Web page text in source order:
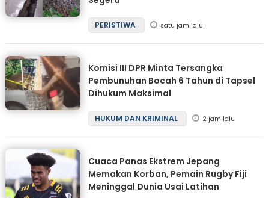
PERISTIWA satu jam lalu
Komisi III DPR Minta Tersangka
Pembunuhan Bocah 6 Tahun di Tapsel
Dihukum Maksimal
HUKUM DAN KRIMINAL 2 jam lalu
Cuaca Panas Ekstrem Jepang
Memakan Korban, Pemain Rugby Fiji
Meninggal Dunia Usai Latihan